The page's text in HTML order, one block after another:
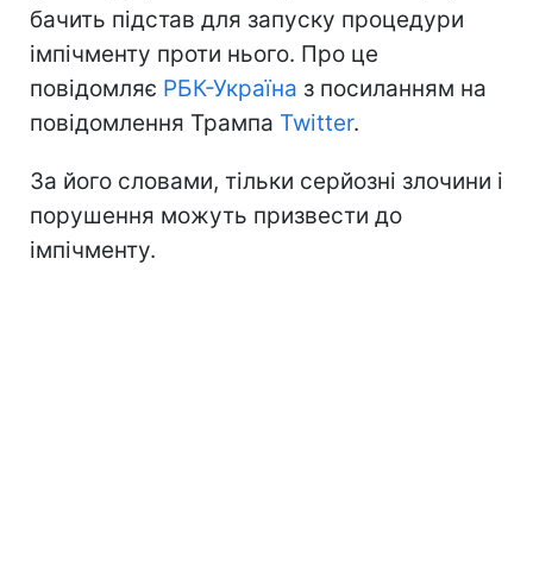
бачить підстав для запуску процедури
імпічменту проти нього. Про це
повідомляє РБК-Україна з посиланням на
повідомлення Трампа Twitter.
За його словами, тільки серйозні злочини і
порушення можуть призвести до
імпічменту.